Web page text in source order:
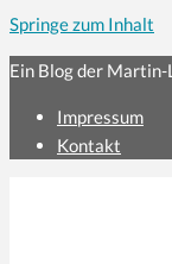
Springe zum Inhalt
Ein Blog der
Impressum
Kontakt